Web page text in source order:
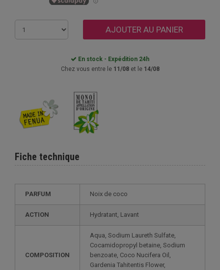
AJOUTER AU PANIER
En stock - Expédition 24h
Chez vous entre le 11/08et le 14/08
Fiche technique
PARFUM Noix de coco
ACTION Hydratant, Lavant
COMPOSITION
Aqua, Sodium Laureth Sulfate,
Cocamidopropyl betaine, Sodium
benzoate, Coco Nucifera Oil,
Gardenia Tahitentis Flower,